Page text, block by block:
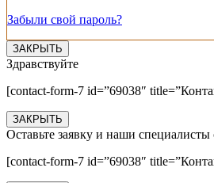
Забыли свой пароль?
ЗАКРЫТЬ
Здравствуйте
[contact-form-7 id=”69038″
ЗАКРЫТЬ
Оставьте заявку и наши специалисты
[contact-form-7 id=”69038″